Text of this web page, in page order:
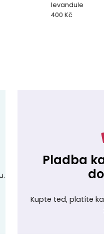
levandule
400 Kč
Pladba
Kupte ted, platíte